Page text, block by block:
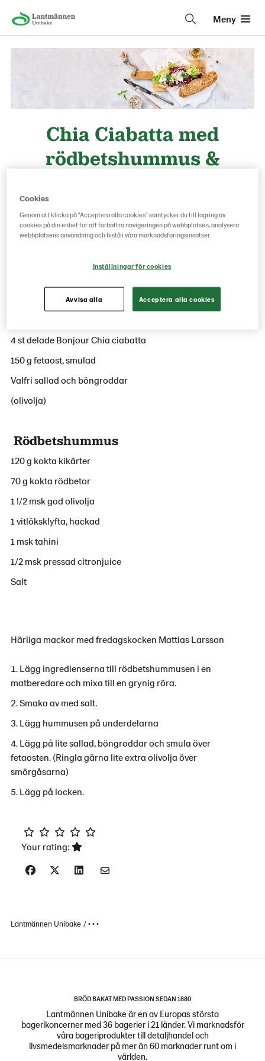
Meny
Chia Ciabatta med
rödbetshummus &
Rödbetshummus, böngroddar, solroskärnor och
fetaost | Bonjour | Lantmännen Unibake
4 portioner
4 portioner
4 st delade Bonjour Chia ciabatta
150 g fetaost, smulad
Valfri sallad och böngroddar
(olivolja)
Rödbetshummus
120 g kokta kikärter
70 g kokta rödbetor
1 !/2 msk god olivolja
1 vitlöksklyfta, hackad
1 msk tahini
1/2 msk pressad citronjuice
Salt
Härliga mackor med fredagskocken Mattias Larsson
Lägg ingredienserna till rödbetshummusen i en
matberedare och mixa till en grynig röra.
Smaka av med salt.
Lägg hummusen på underdelarna
Lägg på lite sallad, böngroddar och smula över
fetaosten. (Ringla gärna lite extra olivolja över
smörgåsarna)
Lägg på locken.
Your rating:
Lantmännen Unibake • • •
BRÖD BAKAT MED PASSION SEDAN 1880
Lantmännen Unibake är en av Europas största
bagerikoncerner med 36 bagerier i 21 länder. Vi marknadsför
våra bageriprodukter till detaljhandel och
livsmedelsmarknader på mer än 60 marknader runt om i
världen.
Cookies
Genom att klicka på "Acceptera alla cookies" samtycker du till lagring av
cookies på din enhet för att förbättra navigeringen på webbplatsen, analysera
webbplatsens användning och bistå i våra marknadsföringsinsatser.
Inställningar för cookies
Avvisa alla Acceptera alla cookies